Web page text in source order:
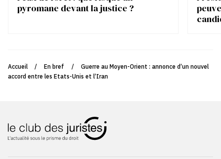
pyromane devant la justice ?
Accueil / En bref /
Guerre au Moyen-Orient : annonce d’un nouvel
accord entre les Etats-Unis et l’Iran